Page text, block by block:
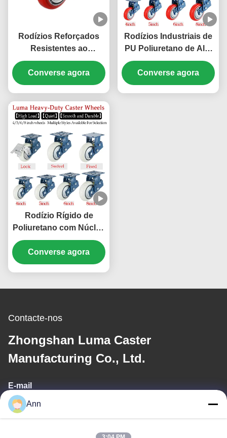
Rodízios Reforçados
Resistentes ao
Desgaste PU com Mola,
Rodízios Industriais
Não Marcam 5''
Processamento de
Alimentos e Panificação
Converse agora
Rodízios Industriais de
PU Poliuretano de Alta
Elasticidade para
Cargas Pesadas Singel
5" com Freio Rígido
Converse agora
Rodízio Rígido de
Poliuretano com Núcleo
de Aço, Amortecimento
de Mola Dupla, Uso
Industrial Pesado, 4''
de Cargas Pesadas
Converse agora
Contacte-nos
Zhongshan Luma Caster
Manufacturing Co., Ltd.
E-mail
ann@industrialwheelcasters.com
Ann